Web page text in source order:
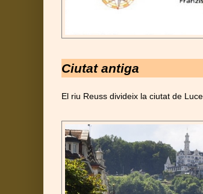
Ciutat antiga
El riu Reuss divideix la ciutat de